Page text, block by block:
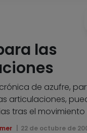
las
de azufre,
articulaciones,
tras el
22 de octubre de